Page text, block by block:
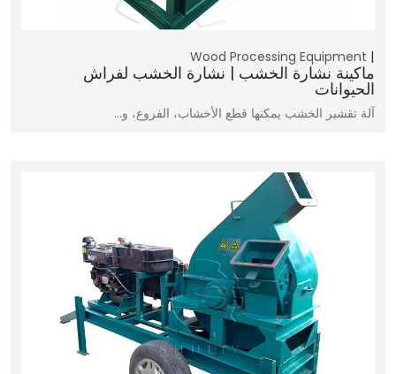
Wood Processing Equipment
ماكينة نشارة الخشب | نشارة الخشب لفراش
الحيوانات
آلة تقشير الخشب يمكنها قطع الأخشاب، الفروع، و…